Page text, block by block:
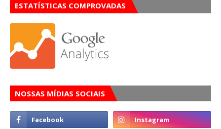
ESTATÍSTICAS COMPROVADAS
NOSSAS MÍDIAS SOCIAIS